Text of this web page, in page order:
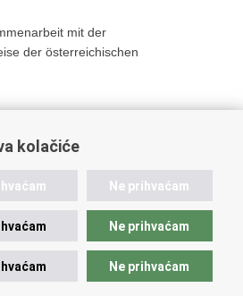
mit der
der österreichischen
kolačiće
Ne prihvaćam
Ne prihvaćam
Ne prihvaćam